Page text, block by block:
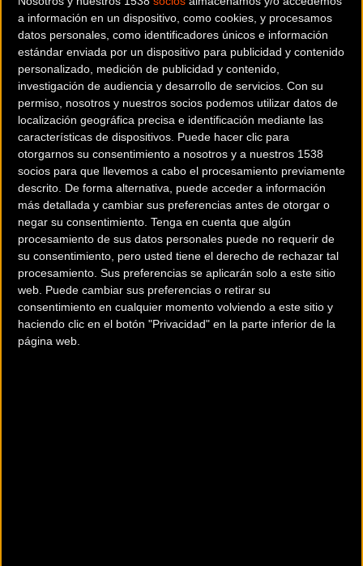
a información en un dispositivo, como cookies, y procesamos
datos personales, como identificadores únicos e información
estándar enviada por un dispositivo para publicidad y contenido
personalizado, medición de publicidad y contenido,
investigación de audiencia y desarrollo de servicios. Con su
permiso, nosotros y nuestros socios podemos utilizar datos de
localización geográfica precisa e identificación mediante las
características de dispositivos. Puede hacer clic para
otorgarnos su consentimiento a nosotros y a nuestros 1538
socios para que llevemos a cabo el procesamiento previamente
descrito. De forma alternativa, puede acceder a información
más detallada y cambiar sus preferencias antes de otorgar o
negar su consentimiento. Tenga en cuenta que algún
procesamiento de sus datos personales puede no requerir de
su consentimiento, pero usted tiene el derecho de rechazar tal
procesamiento. Sus preferencias se aplicarán solo a este sitio
web. Puede cambiar sus preferencias o retirar su
consentimiento en cualquier momento volviendo a este sitio y
haciendo clic en el botón "Privacidad" en la parte inferior de la
página web.
transporter la mayoría de las bicicletas de
Cross Country, All Mountain, Trail, Enduro,
Freeride y Downhill de hasta 29". Desmontando
las ruedas, el manillar y los pedales, tu Mtb
estará segura y bien protegida para el viaje en
cuestión de minutos. Gracias a la estructura
interna ajustable, se puede fijar un cuadro de
hasta 1.250 mm. La bolsa es muy estable y
ofrece la máxima protección para las punteras y
el eje de pedalier.